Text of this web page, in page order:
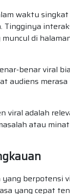
waktu
di
benar viral
audiens
viral adalah
atau
berpotensi
yang cepat